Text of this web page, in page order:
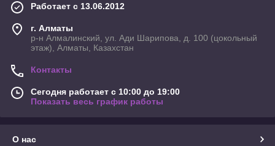
Работает с 13.06.2012
г. Алматы
р-н Алмалинский, ул. Ади Шарипова, д. 100 (цокольный
этаж), Алматы, Казахстан
Контакты
Сегодня работает с 10:00 до 19:00
Показать весь график работы
О нас